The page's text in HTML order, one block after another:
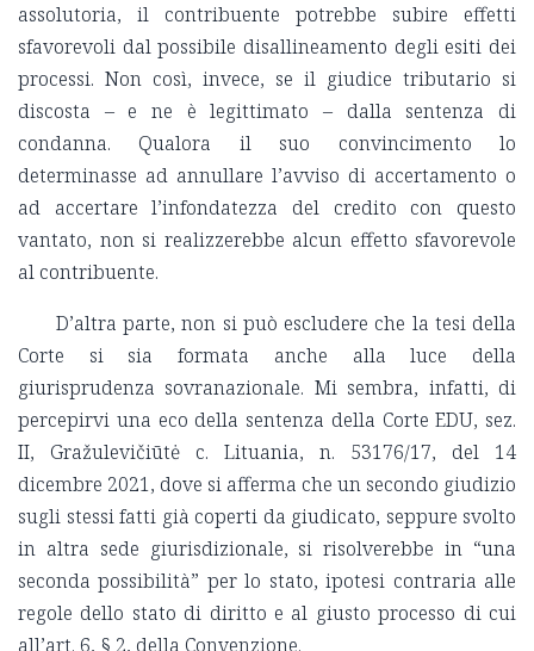
assolutoria, il contribuente potrebbe subire effetti
sfavorevoli dal possibile disallineamento degli esiti dei
processi. Non così, invece, se il giudice tributario si
discosta – e ne è legittimato – dalla sentenza di
condanna. Qualora il suo convincimento lo
determinasse ad annullare l’avviso di accertamento o
ad accertare l’infondatezza del credito con questo
vantato, non si realizzerebbe alcun effetto sfavorevole
al contribuente.
D’altra parte, non si può escludere che la tesi della
Corte si sia formata anche alla luce della
giurisprudenza sovranazionale. Mi sembra, infatti, di
percepirvi una eco della sentenza della Corte EDU, sez.
II, Gražulevičiūtė c. Lituania, n. 53176/17, del 14
dicembre 2021, dove si afferma che un secondo giudizio
sugli stessi fatti già coperti da giudicato, seppure svolto
in altra sede giurisdizionale, si risolverebbe in “una
seconda possibilità” per lo stato, ipotesi contraria alle
regole dello stato di diritto e al giusto processo di cui
all’art. 6, § 2, della Convenzione.